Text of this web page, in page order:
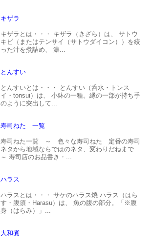
キザラ
キザラとは・・・ キザラ（きざら）は、 サトウ
キビ（またはテンサイ（サトウダイコン））を絞
った汁を煮詰め、 濃...
とんすい
とんすいとは・・・ とんすい（呑水・トンス
イ・tonsui）は、 小鉢の一種。縁の一部が持ち手
のように突出して...
寿司ねた 一覧
寿司ねた一覧 ～ 色々な寿司ねた 定番の寿司
ネタから地域ならではのネタ、変わりだねまで
～ 寿司店のお品書き・...
ハラス
ハラスとは・・・ サケのハラス焼 ハラス（はら
す・腹須・Harasu）は、 魚の腹の部分。「※腹
身（はらみ）」...
大和煮